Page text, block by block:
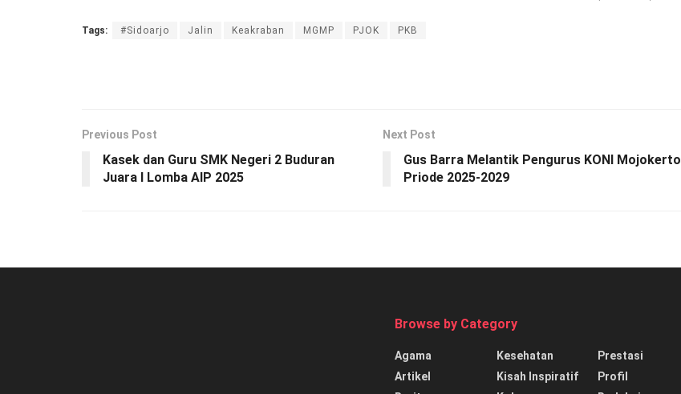
Tags: #Sidoarjo Jalin Keakraban MGMP PJOK PKB
Previous Post
Kasek dan Guru SMK Negeri 2 Buduran
Juara I Lomba AIP 2025
Next Post
Gus Barra Melantik Pengurus KONI Mojokerto
Priode 2025-2029
Browse by Category
Agama
Artikel
Kesehatan
Kisah Inspiratif
Prestasi
Profil